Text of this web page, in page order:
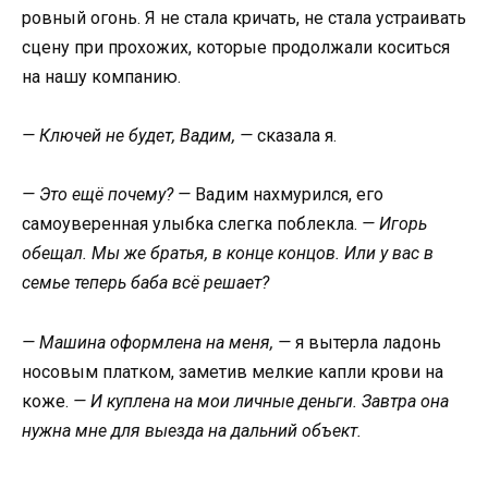
ровный огонь. Я не стала кричать, не стала устраивать
сцену при прохожих, которые продолжали коситься
на нашу компанию.
— Ключей не будет, Вадим, — сказала я.
— Это ещё почему? — Вадим нахмурился, его
самоуверенная улыбка слегка поблекла. — Игорь
обещал. Мы же братья, в конце концов. Или у вас в
семье теперь баба всё решает?
— Машина оформлена на меня, — я вытерла ладонь
носовым платком, заметив мелкие капли крови на
коже. — И куплена на мои личные деньги. Завтра она
нужна мне для выезда на дальний объект.